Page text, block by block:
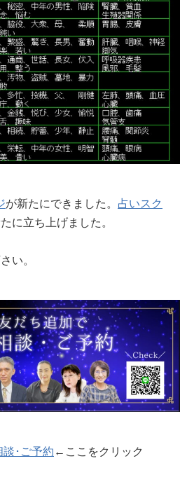
が新たにできました。 占いスク
に立ち上げました。
い。
談･ご予約 ←ここをクリック